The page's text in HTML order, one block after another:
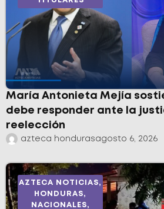
María Antonieta Mejía
debe responder ante la
reelección
azteca hondurasagosto 6, 2026
AZTECA NOTICIAS,
HONDURAS,
NACIONALES,